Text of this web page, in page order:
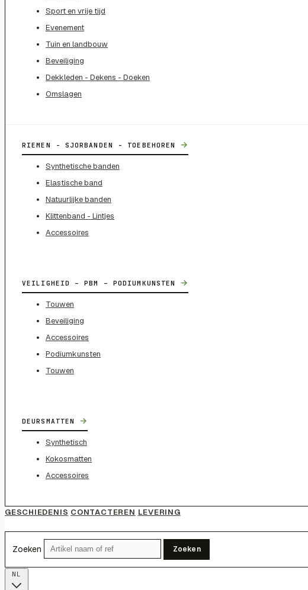
Sport en vrije tijd
Evenement
Tuin en landbouw
Beveiliging
Dekkleden - Dekens - Doeken
Omslagen
RIEMEN - SJORBANDEN - TOEBEHOREN →
Synthetische banden
Elastische band
Natuurlijke banden
Klittenband - Lintjes
Accessoires
VEILIGHEID – PBM – PODIUMKUNSTEN →
Touwen
Beveiliging
Accessoires
Podiumkunsten
Touwen
DEURSMATTEN →
Synthetisch
Kokosmatten
Accessoires
GESCHIEDENIS CONTACTEREN LEVERING
Zoeken Zoeken